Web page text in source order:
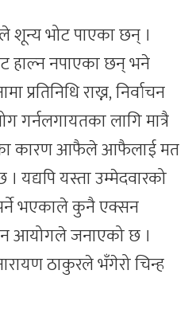
शून्य भोट पाएका छन् ।
हाल्न नपाएका छन् भने
राख्न, निर्वाचन
गर्नलगायतका लागि मात्रै
कारण आफैले आफैलाई मत
यस्ता उम्मेदवारको
भएकाले कुनै एक्सन
आयोगले जनाएको छ ।
ठाकुरले भँगेरो चिन्ह